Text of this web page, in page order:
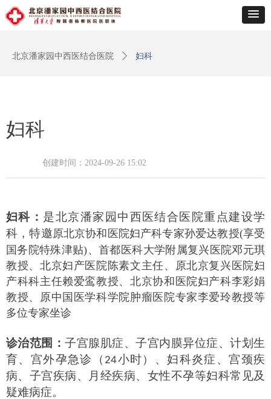
妇科
妇科： 是北京潘家园 中西医结合医院重点建设学
科，特邀原北京协和医院妇产科专家孙爱达教授(享受
国务院特殊津贴)、首都医科大学附属复兴医院邓元琪
教授、北京妇产医院陈素文主任、原北京复兴医院妇
产科科主任赖爱鸾教授、北京协和医院妇产科李彩娟
教授、原中国医学科学院肿瘤医院专家李爱玲教授等
多位专家坐诊
诊治范围：子宫腺肌症、子宫内膜异位症、计划生
育、宫外孕急诊（ 24小时）、妇科炎症、宫颈疾
病、子宫疾病、月经疾病、女性不孕等妇科常见及
疑难病症。
创建时间： 2024-09-26 15:02
北京潘家园中西医结合医院 ꄲ 妇科